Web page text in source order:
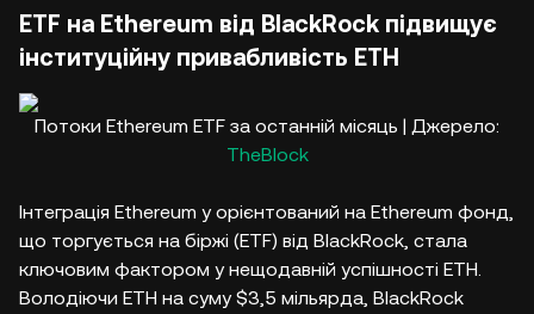
ETF на Ethereum від BlackRock підвищує
інституційну привабливість ETH
Потоки Ethereum ETF за останній місяць | Джерело:
TheBlock
Інтеграція Ethereum у орієнтований на Ethereum фонд,
що торгується на біржі (ETF) від BlackRock, стала
ключовим фактором у нещодавній успішності ETH.
Володіючи ETH на суму $3,5 мільярда, BlackRock